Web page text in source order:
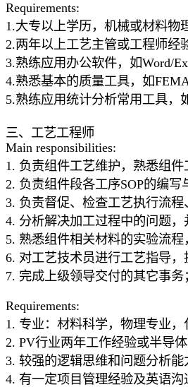
Requirements:
1.大专以上学历，机械或材料物
2.两年以上工艺主管或工程师经
3.熟练应用办公软件，如Word/
4.熟悉基本的质量工具，如FEMA
5.熟练应用统计分析常用工具，
三、工艺工程师
Main responsibilities:
1. 负责组件工艺维护，熟悉组
2. 负责组件段各工序SOP的编写
3. 负责督促、检查工艺执行流程
4. 分析解决加工过程中的问题
5. 熟悉组件相关材料的实验流
6. 对工艺技术员进行工艺指导
7. 完成上级领导交付的其它事务
Requirements:
1. 专业：材料科学，物理专业
2. PV行业两年工作经验或半导
3. 较强的逻辑思维和问题分析能
4. 有一定项目管理经验及英语沟